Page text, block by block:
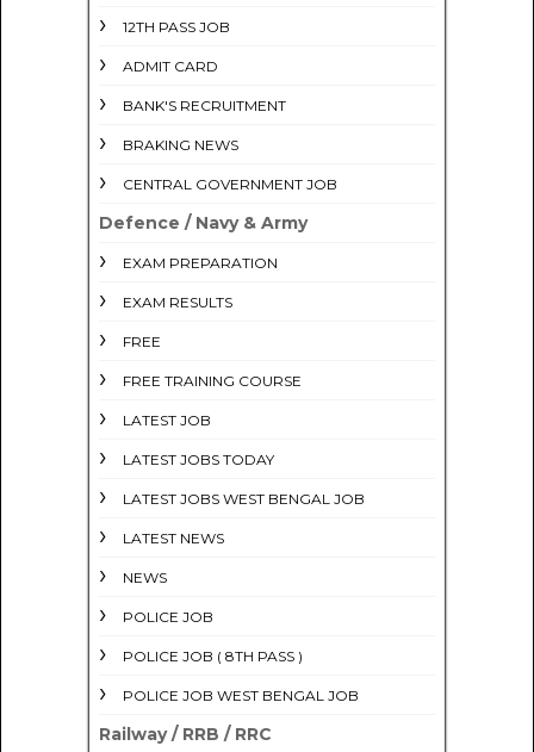
12TH PASS JOB
ADMIT CARD
BANK'S RECRUITMENT
BRAKING NEWS
CENTRAL GOVERNMENT JOB
Defence / Navy & Army
EXAM PREPARATION
EXAM RESULTS
FREE
FREE TRAINING COURSE
LATEST JOB
LATEST JOBS TODAY
LATEST JOBS WEST BENGAL JOB
LATEST NEWS
NEWS
POLICE JOB
POLICE JOB ( 8TH PASS )
POLICE JOB WEST BENGAL JOB
Railway / RRB / RRC